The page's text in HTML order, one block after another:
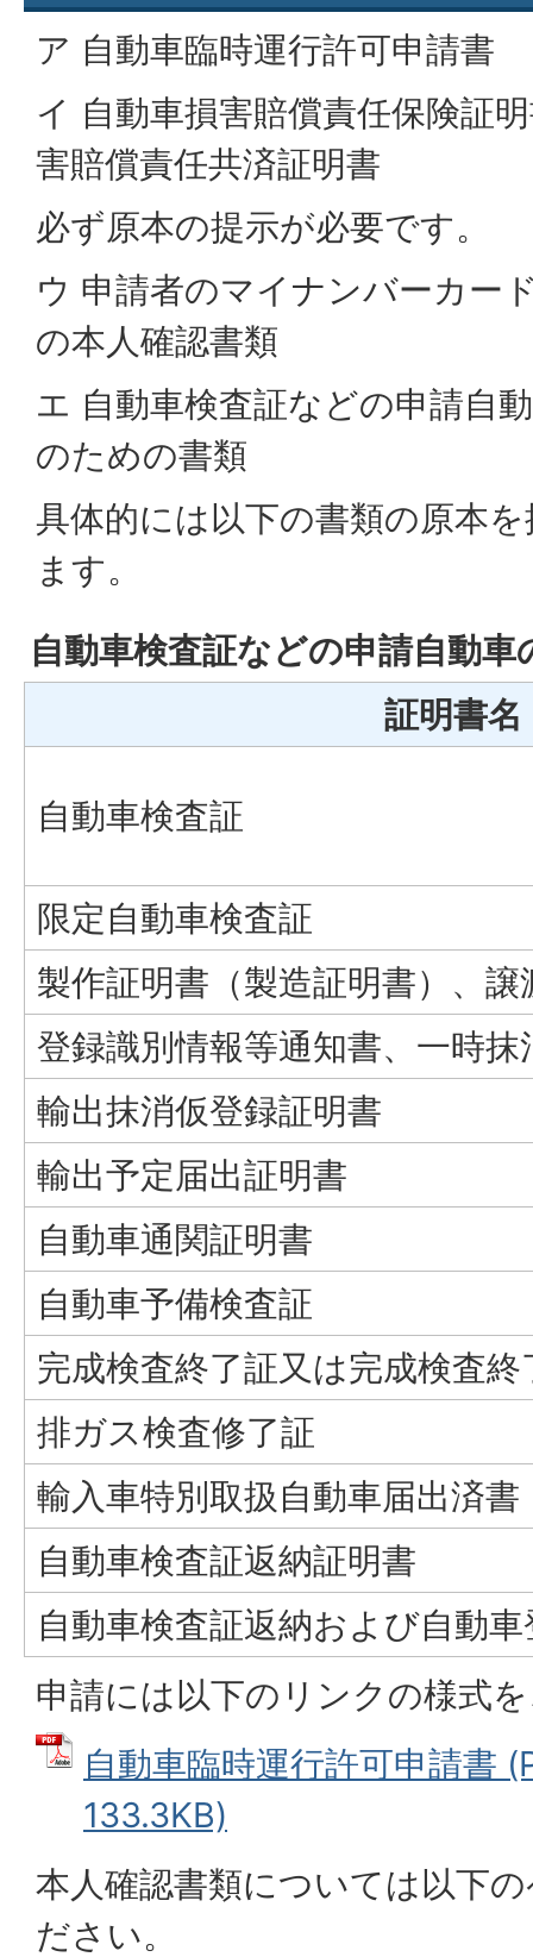
ア 自動車臨時運行許可申請書
イ 自動車損害賠償責任保険証
害賠償責任共済証明書
必ず原本の提示が必要です。
ウ 申請者のマイナンバーカー
の本人確認書類
エ 自動車検査証などの申請自
のための書類
具体的には以下の書類の原本
ます。
自動車検査証などの申請自動
証明書名
自動車検査証
限定自動車検査証
製作証明書（製造証明書）、譲
登録識別情報等通知書、一時抹
輸出抹消仮登録証明書
輸出予定届出証明書
自動車通関証明書
自動車予備検査証
完成検査終了証又は完成検査終
排ガス検査修了証
輸入車特別取扱自動車届出済書
自動車検査証返納証明書
自動車検査証返納および自動
申請には以下のリンクの様式
自動車臨時運行許可申請書
133.3KB)
本人確認書類については以下
ださい。